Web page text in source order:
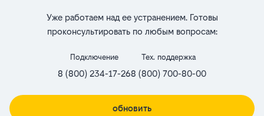
Уже работаем над ее устранением. Готовы
проконсультировать по любым вопросам:
Подключение
8 (800) 234-17-26
Тех. поддержка
8 (800) 700-80-00
обновить